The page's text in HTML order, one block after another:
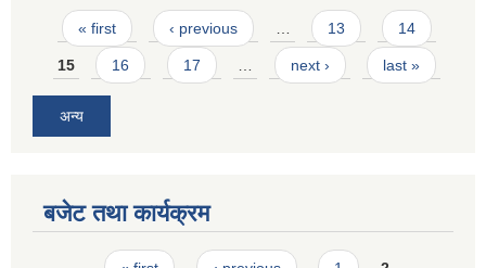
Pages
« first ‹ previous … 13 14
15 16 17 … next › last »
अन्य
बजेट तथा कार्यक्रम